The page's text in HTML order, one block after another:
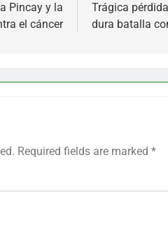
Pincay y la
el cáncer
Trágica
dura batalla
Required fields are marked *